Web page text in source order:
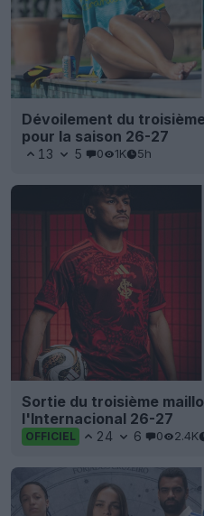
Dévoilement du
pour la saison 26-27
13 5 0 1K 5h
Sortie du troisième
l'Internacional 26-27
OFFICIEL 24 6 0 2.4K